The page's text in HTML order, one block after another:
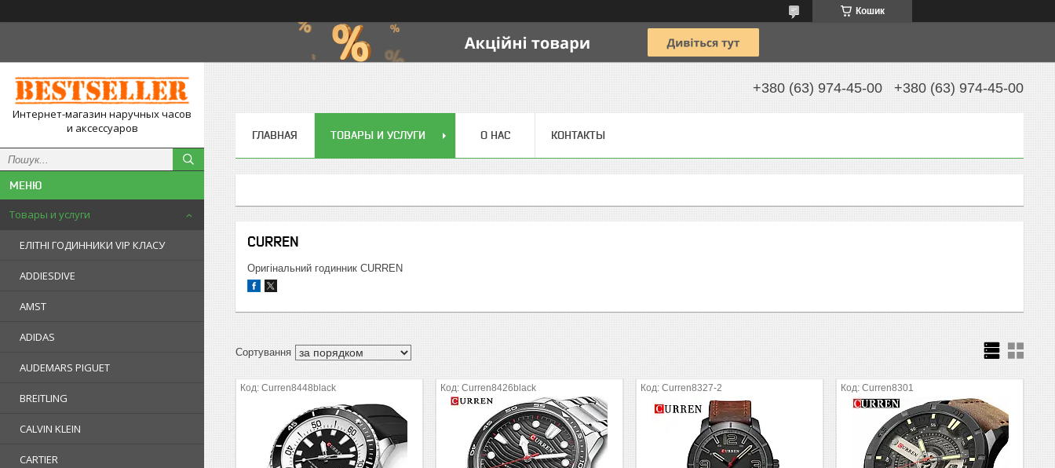
Кошик
Интернет-магазин наручных часов
и аксессуаров
Товары и услуги
ЕЛІТНІ ГОДИННИКИ VIP КЛАСУ
ADDIESDIVE
AMST
ADIDAS
AUDEMARS PIGUET
BREITLING
CALVIN KLEIN
CARTIER
+380 (63) 974-45-00 +380 (63) 974-45-00
ГЛАВНАЯ ТОВАРЫ И УСЛУГИ О НАС КОНТАКТЫ
CURREN
Оригінальний годинник CURREN
Curren8448black Curren8426black Curren8327-2 Curren8301